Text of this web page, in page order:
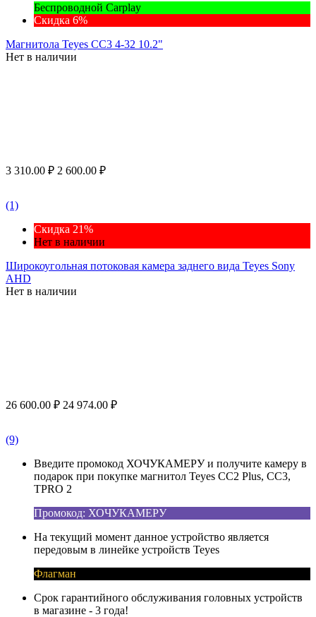
Беспроводной Carplay
Скидка 6%
Магнитола Teyes CC3 4-32 10.2"
Нет в наличии
3 310.00 ₽ 2 600.00 ₽
(1)
Скидка 21%
Нет в наличии
Широкоугольная потоковая камера заднего вида Teyes Sony
AHD
Нет в наличии
26 600.00 ₽ 24 974.00 ₽
(9)
Введите промокод ХОЧУКАМЕРУ и получите камеру в
подарок при покупке магнитол Teyes CC2 Plus, CC3,
TPRO 2
Промокод: ХОЧУКАМЕРУ
На текущий момент данное устройство является
передовым в линейке устройств Teyes
Флагман
Срок гарантийного обслуживания головных устройств
в магазине - 3 года!